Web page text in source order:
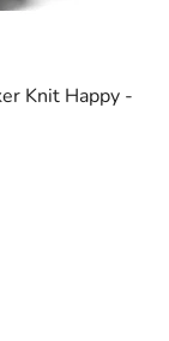
Knit Happy -